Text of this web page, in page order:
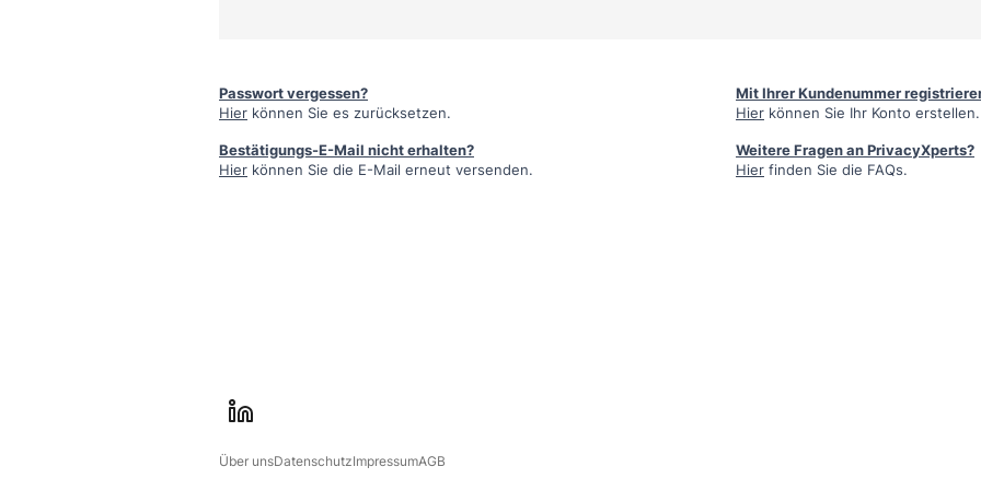
Passwort vergessen?
Hier können Sie es zurücksetzen.
Bestätigungs-E-Mail nicht erhalten?
Hier können Sie die E-Mail erneut versenden.
Mit Ihrer Kundenummer
Hier können Sie Ihr Konto erstellen.
Weitere Fragen an PrivacyXperts?
Hier finden Sie die FAQs.
i
Über unsDatenschutzImpressumAGB